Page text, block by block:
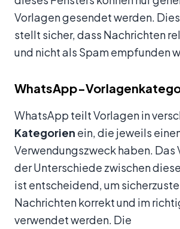
Vorlagen gesendet werden.
stellt sicher, dass Nachrichten
und nicht als Spam empfunden
WhatsApp-
WhatsApp teilt Vorlagen in
Kategorien ein, die jeweils
Verwendungszweck haben. Das
der Unterschiede zwischen
ist entscheidend, um
Nachrichten korrekt und im
verwendet werden. Die